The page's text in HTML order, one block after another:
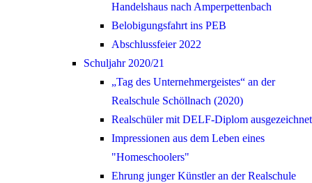
Handelshaus nach Amperpettenbach
Belobigungsfahrt ins PEB
Abschlussfeier 2022
Schuljahr 2020/21
„Tag des Unternehmergeistes“ an der
Realschule Schöllnach (2020)
Realschüler mit DELF-Diplom ausgezeichnet
Impressionen aus dem Leben eines
"Homeschoolers"
Ehrung junger Künstler an der Realschule